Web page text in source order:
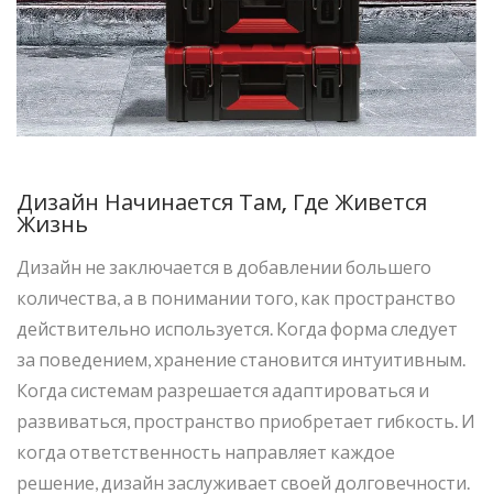
Дизайн Начинается Там, Где Живется
Жизнь
Дизайн не заключается в добавлении большего
количества, а в понимании того, как пространство
действительно используется. Когда форма следует
за поведением, хранение становится интуитивным.
Когда системам разрешается адаптироваться и
развиваться, пространство приобретает гибкость. И
когда ответственность направляет каждое
решение, дизайн заслуживает своей долговечности.